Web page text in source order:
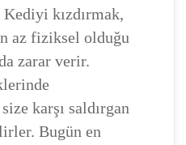
kızdırmak,
az fiziksel olduğu
zarar verir.
karşı saldırgan
Bugün en